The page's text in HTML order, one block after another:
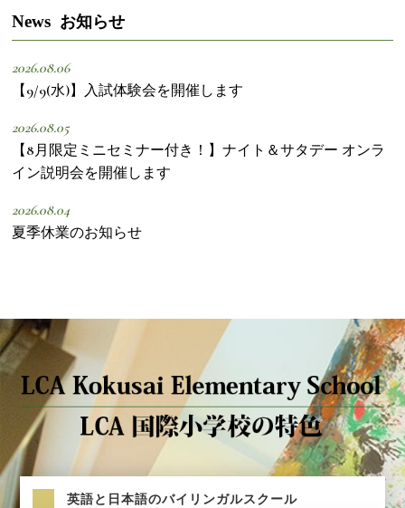
News お知らせ
2026.08.06
【9/9(水)】入試体験会を開催します
2026.08.05
【8月限定ミニセミナー付き！】ナイト＆サタデー オンラ
イン説明会を開催します
2026.08.04
夏季休業のお知らせ
英語と日本語のバイリンガルスクール